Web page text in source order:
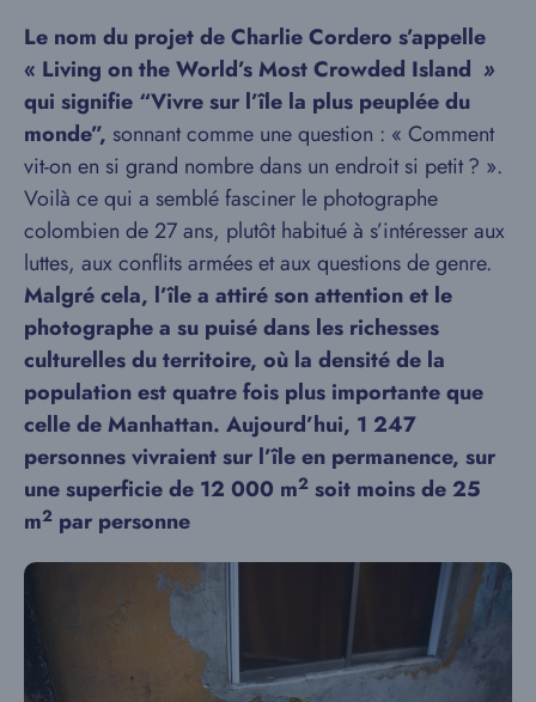
Le nom du projet de Charlie Cordero s’appelle
« Living on the World’s Most Crowded Island »
qui signifie “Vivre sur l’île la plus peuplée du
monde”, sonnant comme une question : « Comment
vit-on en si grand nombre dans un endroit si petit ? ».
Voilà ce qui a semblé fasciner le photographe
colombien de 27 ans, plutôt habitué à s’intéresser aux
luttes, aux conflits armées et aux questions de genre.
Malgré cela, l’île a attiré son attention et le
photographe a su puisé dans les richesses
culturelles du territoire, où la densité de la
population est quatre fois plus importante que
celle de Manhattan. Aujourd’hui, 1 247
personnesvivraient sur l’île en permanence, sur
une superficie de 12 000 m2 soit moins de 25
m2 par personne